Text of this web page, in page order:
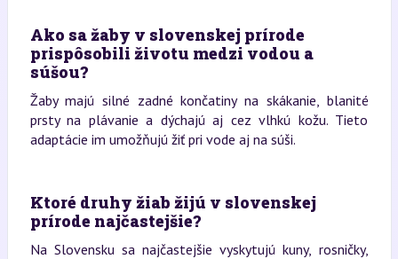
Ako sa žaby v slovenskej prírode
prispôsobili životu medzi vodou a
súšou?
Žaby majú silné zadné končatiny na skákanie, blanité
prsty na plávanie a dýchajú aj cez vlhkú kožu. Tieto
adaptácie im umožňujú žiť pri vode aj na súši.
Ktoré druhy žiab žijú v slovenskej
prírode najčastejšie?
Na Slovensku sa najčastejšie vyskytujú kuny, rosničky,